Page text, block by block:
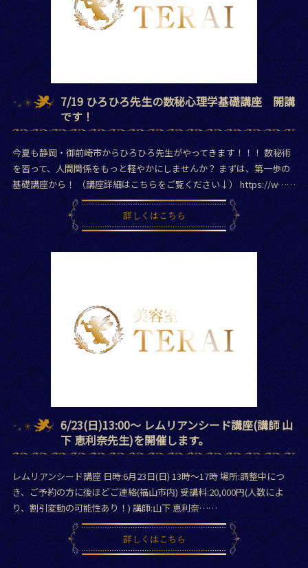
7/19 ひろひろ先生の数秘心理学基礎講座 開講
です！
今夏も静岡・御前崎市からひろひろ先生がやってきます！！！ 数秘術
を習って、人間関係をもっと軽やかにしませんか？ まずは、第一歩の
基礎講座から！ （講座詳細はこちらをご覧ください↓） https://w……
詳しくはこちら
6/23(日)13:00～ レムリアンシード講座(講師 山
下 恵利奈先生)を開催します。
レムリアンシード講座 日時:6月23日(日) 13時～17時 場所:調整中につ
き、ご予約の方に後ほどご連絡(福山市内) 受講料:20,000円(人数によ
り、割引変動の可能性あり！) 講師:山下 恵利奈……
詳しくはこちら